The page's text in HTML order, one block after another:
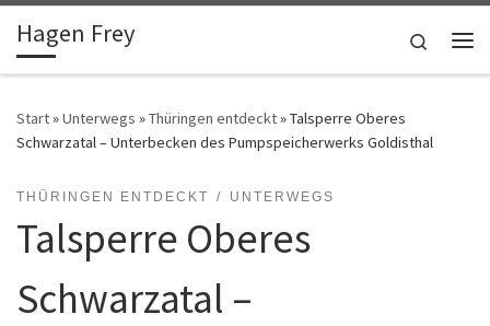
Zum Inhalt springen
Hagen Frey
Search
Start»Unterwegs »Thüringen entdeckt»Talsperre Oberes
Schwarzatal – Unterbecken des Pumpspeicherwerks Goldisthal
THÜRINGEN ENTDECKT UNTERWEGS
Talsperre Oberes
Schwarzatal –